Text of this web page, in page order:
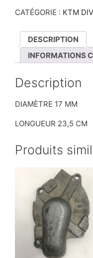
CATÉGORIE : KTM
DESCRIPTION
INFORMATIONS
Description
DIAMÈTRE 17 MM
LONGUEUR 23,5 CM
Produits